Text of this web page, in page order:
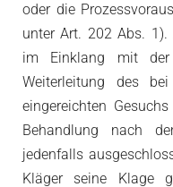
oder die
unter Art. 202 Abs. 1).
im Einklang mit der
Weiterleitung des
eingereichten
Behandlung nach
jedenfalls
Kläger seine Klage